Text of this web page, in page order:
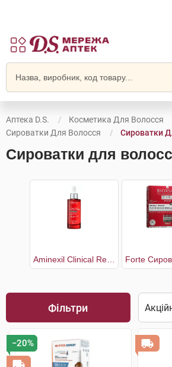
Аптека D.S.
Косметика Для Волосся
Сироватки Для Волосся
Сироватки
Сироватки для
Фільтри
−20%